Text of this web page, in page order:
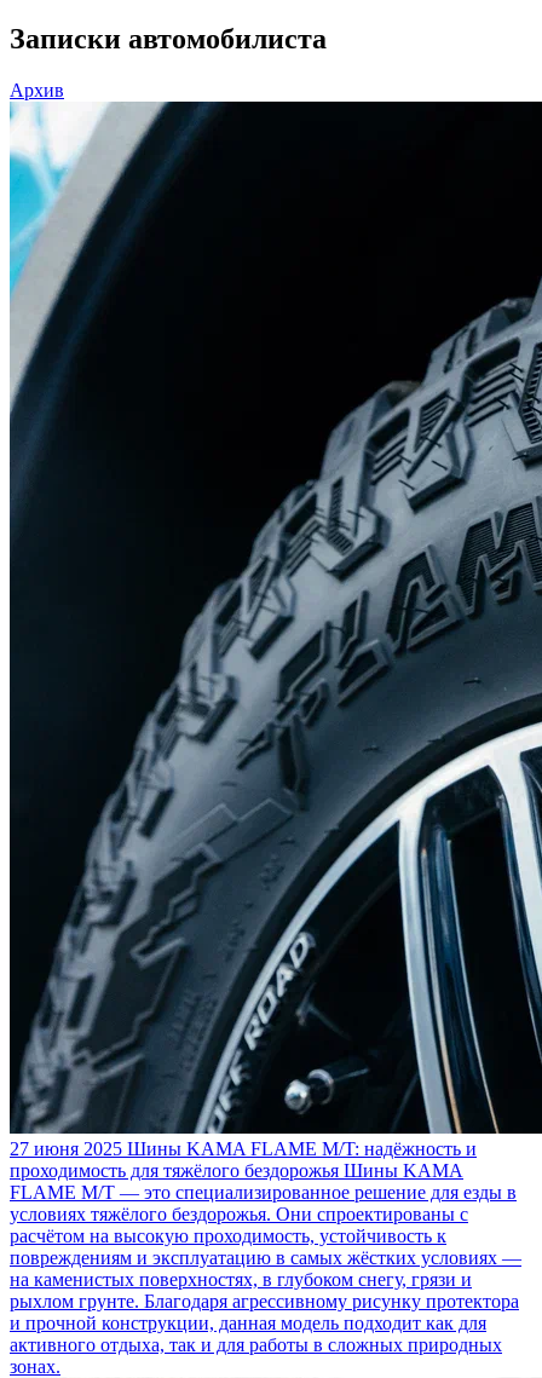
Записки автомобилиста
Архив
27 июня 2025 Шины KAMA FLAME M/T: надёжность и
проходимость для тяжёлого бездорожья Шины KAMA
FLAME M/T — это специализированное решение для езды в
условиях тяжёлого бездорожья. Они спроектированы с
расчётом на высокую проходимость, устойчивость к
повреждениям и эксплуатацию в самых жёстких условиях —
на каменистых поверхностях, в глубоком снегу, грязи и
рыхлом грунте. Благодаря агрессивному рисунку протектора
и прочной конструкции, данная модель подходит как для
активного отдыха, так и для работы в сложных природных
зонах.